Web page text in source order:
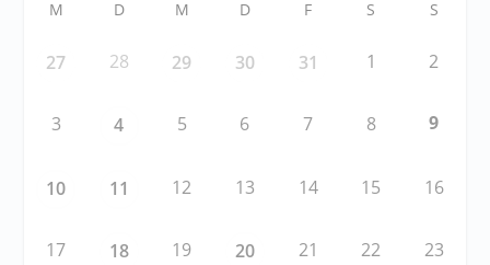
M D M D F S S
27 28 29 30 31 1 2
3 4 5 6 7 8 9
10 11 12 13 14 15 16
17 18 19 20 21 22 23